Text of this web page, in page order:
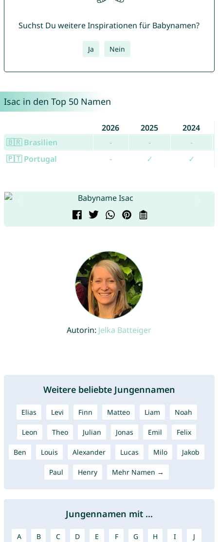
Suchst Du weitere Inspirationen für Babynamen?
Ja Nein
Isac in den Top 50 Namen
2026 2025
2024
🇧🇷 Brasilien
- -
-
🇵🇹 Portugal
- ✓ ✓
Autorin: Jelka Batteiger
Weitere beliebte Jungennamen
Elias Levi Finn Matteo Liam Noah
Leon Theo Julian Jonas Emil Felix
Ben Louis Alexander Lucas Milo Jakob
Paul Henry Mehr Namen →
Jungennamen mit ...
A B C D E F G H I J